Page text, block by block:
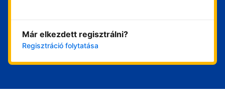
Már elkezdett regisztrálni?
Regisztráció folytatása